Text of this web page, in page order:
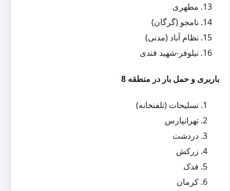
مطهری
نامجو (گرگان)
نظام آباد (مدنی)
نیلوفر-شهید قندی
باربری و حمل بار در منطقه 8
تسلیحات (تلفنخانه)
تهرانپارس
دردشت
زرکش
فدک
کرمان